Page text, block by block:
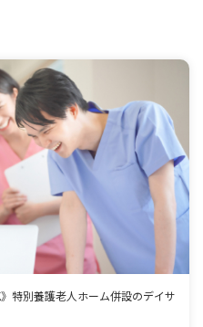
特別養護老人ホーム併設のデイサ